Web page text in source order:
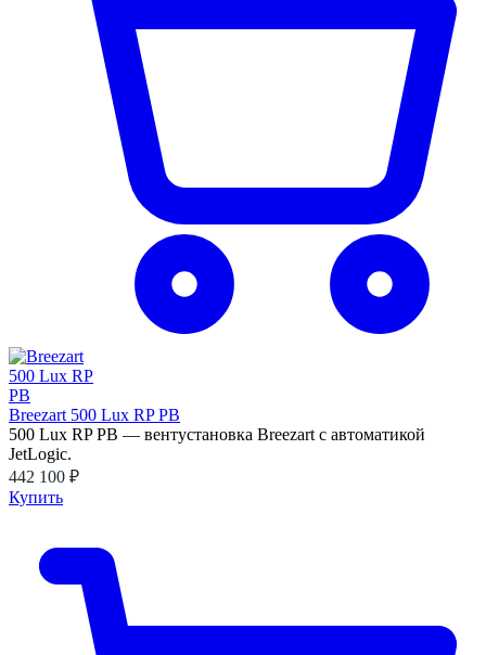
Breezart 500 Lux RP PB
500 Lux RP PB — вентустановка Breezart с автоматикой
JetLogic.
442 100 ₽
Купить